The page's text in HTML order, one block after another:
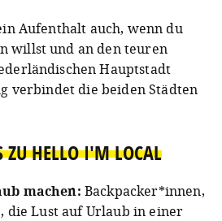
Aufenthalt auch, wenn du
willst und an den teuren
Hauptstadt
verbindet die beiden Städten
ZU HELLO I'M LOCAL
machen: Backpacker*innen,
die Lust auf Urlaub in einer